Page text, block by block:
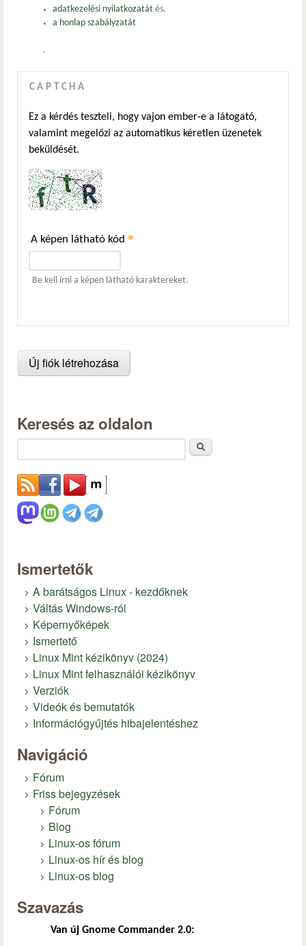
adatkezelési nyilatkozatátés,
a honlap szabályzatát
.
CAPTCHA
Ez a kérdés teszteli, hogy vajon ember-e a látogató,
valamint megelőzi az automatikus kéretlen üzenetek
beküldését.
A képen látható kód *
Be kell írni a képen látható karaktereket.
Keresés az oldalon
Ismertetők
A barátságos Linux - kezdőknek
Váltás Windows-ról
Képernyőképek
Ismertető
Linux Mint kézikönyv (2024)
Linux Mint felhasználói kézikönyv
Verziók
Videók és bemutatók
Információgyűjtés hibajelentéshez
Navigáció
Fórum
Friss bejegyzések
Fórum
Blog
Linux-os fórum
Linux-os hír és blog
Linux-os blog
Szavazás
Van új Gnome Commander 2.0: